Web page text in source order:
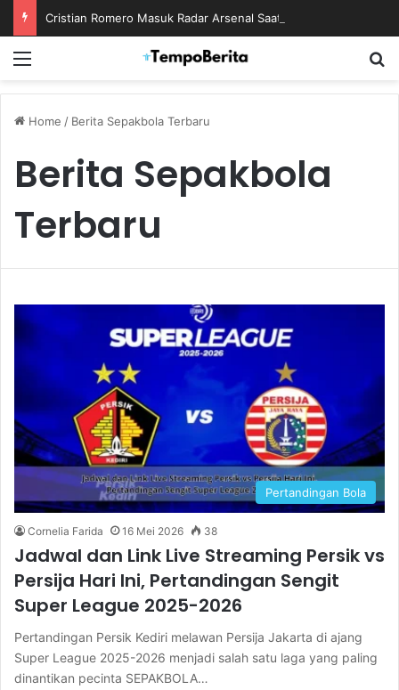
Home / Berita Sepakbola Terbaru
Berita Sepakbola
Terbaru
Pertandingan Bola
Cornelia Farida 16 Mei 2026 38
Jadwal dan Link Live Streaming Persik vs
Persija Hari Ini, Pertandingan Sengit
Super League 2025-2026
Pertandingan Persik Kediri melawan Persija Jakarta di ajang
Super League 2025-2026 menjadi salah satu laga yang paling
dinantikan pecinta SEPAKBOLA…